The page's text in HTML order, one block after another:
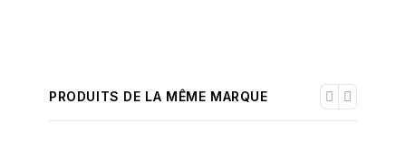
PRODUITS DE LA MÊME MARQUE